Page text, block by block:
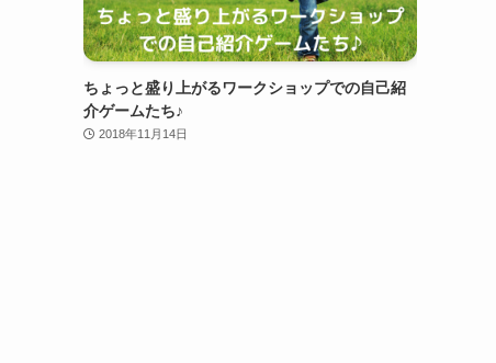
ちょっと盛り上がるワークショップでの自己紹
介ゲームたち♪
2018年11月14日